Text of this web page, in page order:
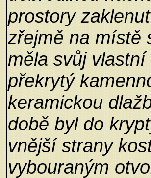
prostory
zřejmě na místě
měla svůj
překrytý
keramickou
době byl do
vnější strany
vybouraným